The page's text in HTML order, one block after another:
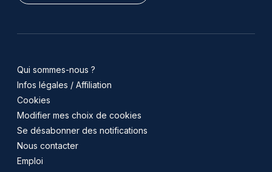
Qui sommes-nous ?
Infos légales / Affiliation
Cookies
Modifier mes choix de cookies
Se désabonner des notifications
Nous contacter
Emploi